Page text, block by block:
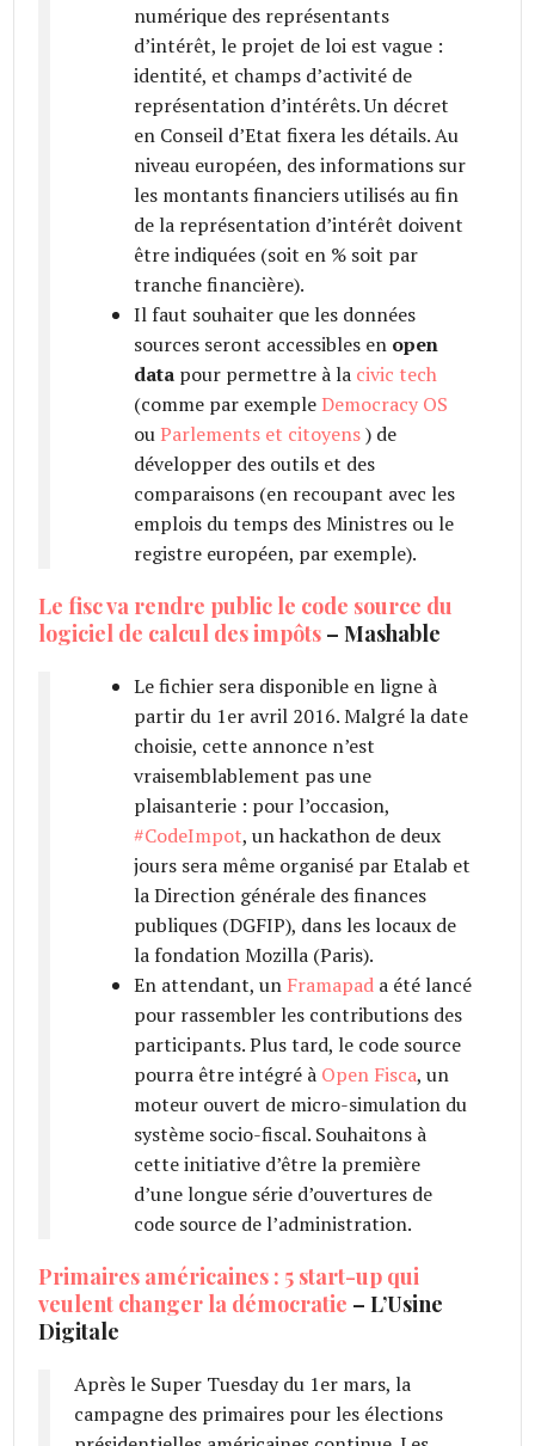
numérique des représentants
d’intérêt, le projet de loi est vague :
identité, et champs d’activité de
représentation d’intérêts. Un décret
en Conseil d’Etat fixera les détails. Au
niveau européen, des informations sur
les montants financiers utilisés au fin
de la représentation d’intérêt doivent
être indiquées (soit en % soit par
tranche financière).
Il faut souhaiter que les données
sources seront accessibles en open
data pour permettre à la civic tech
(comme par exempleDemocracy OS
ouParlements et citoyens) de
développer des outils et des
comparaisons (en recoupant avec les
emplois du temps des Ministres ou le
registre européen, par exemple).
Le fisc va rendre public le code source du
logiciel de calcul des impôts – Mashable
Le fichier sera disponible en ligne à
partir du 1er avril 2016. Malgré la date
choisie, cette annonce n’est
vraisemblablement pas une
plaisanterie : pour l’occasion,
#CodeImpot, un hackathon de deux
jours sera même organisé par Etalab et
la Direction générale des finances
publiques (DGFIP), dans les locaux de
la fondation Mozilla (Paris).
En attendant, un Framapad a été lancé
pour rassembler les contributions des
participants. Plus tard, le code source
pourra être intégré à Open Fisca, un
moteur ouvert de micro-simulation du
système socio-fiscal. Souhaitons à
cette initiative d’être la première
d’une longue série d’ouvertures de
code source de l’administration.
Primaires américaines : 5 start-up qui
veulent changer la démocratie – L’Usine
Digitale
Après le Super Tuesday du 1er mars, la
campagne des primaires pour les élections